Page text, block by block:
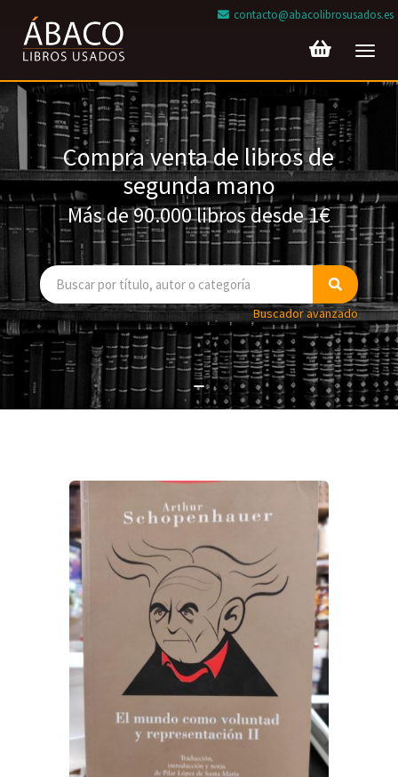
contacto@abacolibrosusados.es
Compra venta de libros de
segunda mano
Más de 90.000 libros desde 1€
Buscador avanzado